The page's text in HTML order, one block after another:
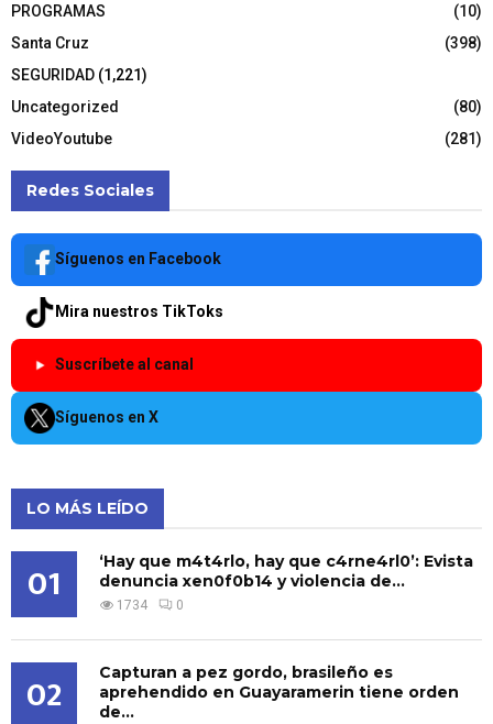
PROGRAMAS
(10)
Santa Cruz
(398)
SEGURIDAD (1,221)
Uncategorized
(80)
VideoYoutube
(281)
Redes Sociales
Síguenos en Facebook
Mira nuestros TikToks
Suscríbete al canal
Síguenos en X
LO MÁS LEÍDO
01
‘Hay que m4t4rlo, hay que c4rne4rl0’: Evista
denuncia xen0f0b14 y violencia de...
1734 0
02
Capturan a pez gordo, brasileño es
aprehendido en Guayaramerin tiene orden
de...